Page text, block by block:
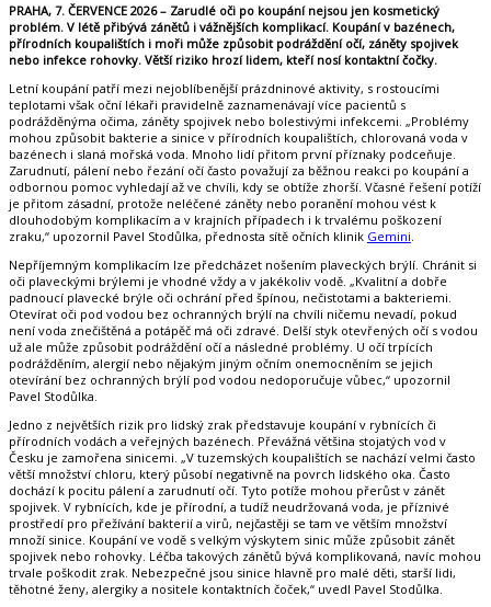
PRAHA, 7. ČERVENCE 2026 – Zarudlé oči po koupání nejsou jen kosmetický
problém. V létě přibývá zánětů i vážnějších komplikací. Koupání v bazénech,
přírodních koupalištích i moři může způsobit podráždění očí, záněty spojivek
nebo infekce rohovky. Větší riziko hrozí lidem, kteří nosí kontaktní čočky.
Letní koupání patří mezi nejoblíbenější prázdninové aktivity, s rostoucími
teplotami však oční lékaři pravidelně zaznamenávají více pacientů s
podrážděnýma očima, záněty spojivek nebo bolestivými infekcemi. „Problémy
mohou způsobit bakterie a sinice v přírodních koupalištích, chlorovaná voda v
bazénech i slaná mořská voda. Mnoho lidí přitom první příznaky podceňuje.
Zarudnutí, pálení nebo řezání očí často považují za běžnou reakci po koupání a
odbornou pomoc vyhledají až ve chvíli, kdy se obtíže zhorší. Včasné řešení potíží
je přitom zásadní, protože neléčené záněty nebo poranění mohou vést k
dlouhodobým komplikacím a v krajních případech i k trvalému poškození
zraku,“ upozornil Pavel Stodůlka, přednosta sítě očních klinik Gemini
Nepříjemným komplikacím lze předcházet nošením plaveckých brýlí. Chránit si
oči plaveckými brýlemi je vhodné vždy a v jakékoliv vodě. „Kvalitní a dobře
padnoucí plavecké brýle oči ochrání před špínou, nečistotami a bakteriemi.
Otevírat oči pod vodou bez ochranných brýlí na chvíli ničemu nevadí, pokud
není voda znečištěná a potápěč má oči zdravé. Delší styk otevřených očí s vodou
už ale může způsobit podráždění očí a následné problémy. U očí trpících
podrážděním, alergií nebo nějakým jiným očním onemocněním se jejich
otevírání bez ochranných brýlí pod vodou nedoporučuje vůbec,“ upozornil
Pavel Stodůlka.
Jedno z největších rizik pro lidský zrak představuje koupání v rybnících či
přírodních vodách a veřejných bazénech. Převážná většina stojatých vod v
Česku je zamořena sinicemi. „V tuzemských koupalištích se nachází velmi často
větší množství chloru, který působí negativně na povrch lidského oka. Často
dochází k pocitu pálení a zarudnutí očí. Tyto potíže mohou přerůst v zánět
spojivek. V rybnících, kde je přírodní, a tudíž neudržovaná voda, je příznivé
prostředí pro přežívání bakterií a virů, nejčastěji se tam ve větším množství
množí sinice. Koupání ve vodě s velkým výskytem sinic může způsobit zánět
spojivek nebo rohovky. Léčba takových zánětů bývá komplikovaná, navíc mohou
trvale poškodit zrak. Nebezpečné jsou sinice hlavně pro malé děti, starší lidi,
těhotné ženy, alergiky a nositele kontaktních čoček,“ uvedl Pavel Stodůlka.